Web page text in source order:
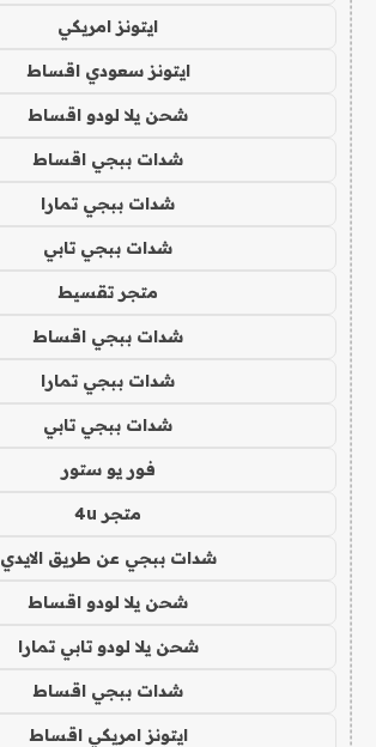
ايتونز امريكي
ايتونز سعودي اقساط
شحن يلا لودو اقساط
شدات ببجي اقساط
شدات ببجي تمارا
شدات ببجي تابي
متجر تقسيط
شدات ببجي اقساط
شدات ببجي تمارا
شدات ببجي تابي
فور يو ستور
متجر 4u
شدات ببجي عن طريق الايدي
شحن يلا لودو اقساط
شحن يلا لودو تابي تمارا
شدات ببجي اقساط
ايتونز امريكي اقساط